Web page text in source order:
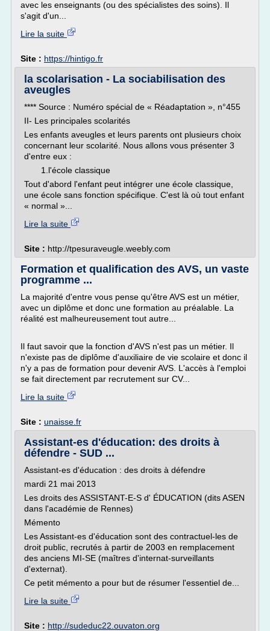
avec les enseignants (ou des spécialistes des soins). Il
s'agit d'un...
Lire la suite
Site : https://hintigo.fr
la scolarisation - La sociabilisation des
aveugles
**** Source : Numéro spécial de « Réadaptation », n°455
II- Les principales scolarités
Les enfants aveugles et leurs parents ont plusieurs choix
concernant leur scolarité. Nous allons vous présenter 3
d'entre eux :
1.l'école classique
Tout d'abord l'enfant peut intégrer une école classique,
une école sans fonction spécifique. C'est là où tout enfant
« normal »...
Lire la suite
Site : http://tpesuraveugle.weebly.com
Formation et qualification des AVS, un vaste
programme ...
La majorité d'entre vous pense qu'être AVS est un métier,
avec un diplôme et donc une formation au préalable. La
réalité est malheureusement tout autre...
Il faut savoir que la fonction d'AVS n'est pas un métier. Il
n'existe pas de diplôme d'auxiliaire de vie scolaire et donc il
n'y a pas de formation pour devenir AVS. L'accès à l'emploi
se fait directement par recrutement sur CV...
Lire la suite
Site : unaisse.fr
Assistant-es d'éducation: des droits à
défendre - SUD ...
Assistant-es d'éducation : des droits à défendre
mardi 21 mai 2013
Les droits des ASSISTANT-E-S d' ÉDUCATION (dits ASEN
dans l'académie de Rennes)
Mémento
Les Assistant-es d'éducation sont des contractuel-les de
droit public, recrutés à partir de 2003 en remplacement
des anciens MI-SE (maîtres d'internat-surveillants
d'externat).
Ce petit mémento a pour but de résumer l'essentiel de...
Lire la suite
Site : http://sudeduc22.ouvaton.org